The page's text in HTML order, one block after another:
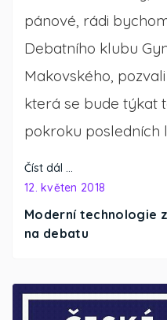
Moderní technologie
na debatu
12. květen 2018
pánové, rádi
Debatního klubu
Makovského,
která se bude týkat
pokroku posledních
Číst dál …